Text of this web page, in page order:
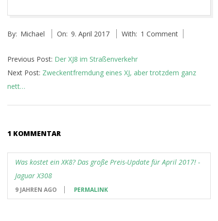
04-
By: Michael On: 9. April 2017 With: 1 Comment
Previous Post: Der XJ8 im Straßenverkehr
Next Post: Zweckentfremdung eines XJ, aber trotzdem ganz
nett…
1 KOMMENTAR
Was kostet ein XK8? Das große Preis-Update für April 2017! -
Jaguar X308
9 JAHREN AGO PERMALINK